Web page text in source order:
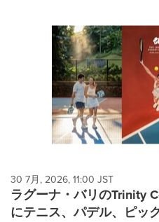
30 7月, 2026, 11:00 JST
ラグーナ・バリのTrinity
にテニス、パデル、ピッ